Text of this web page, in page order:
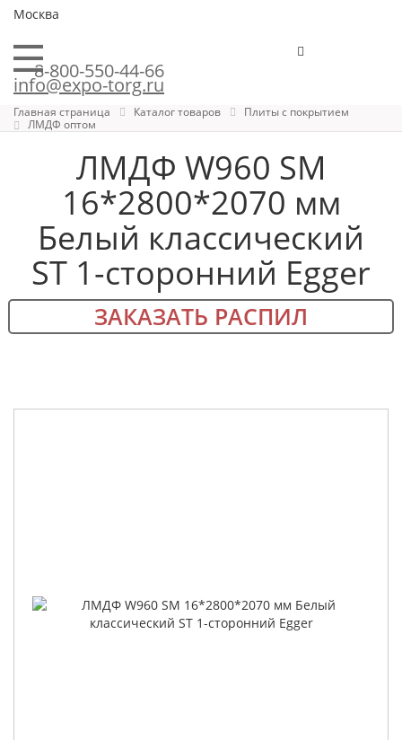
Москва
8-800-550-44-66
info@expo-torg.ru
Главная страница Каталог товаров
Плиты с покрытием
ЛМДФ оптом
ЛМДФ W960 SM
16*2800*2070 мм
Белый классический
ST 1-сторонний Egger
ЗАКАЗАТЬ РАСПИЛ